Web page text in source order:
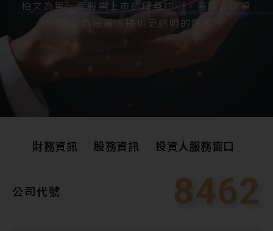
柏文為第一家股票上市的健身中心，揭露公司資
訊，為投資人提供更透明的服務
財務資訊 股務資訊 投資人服務窗口
財務資訊 股務資訊
公司代號 8462